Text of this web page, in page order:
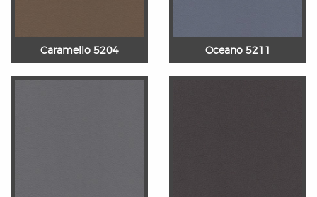
Caramello 5204 Oceano 5211